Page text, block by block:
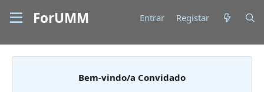
ForUMM Entrar Registar
Bem-vindo/a Convidado